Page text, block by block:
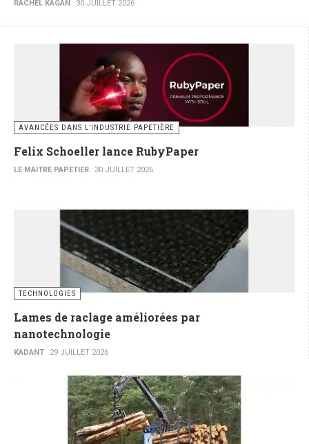
RACHEL KAGAN 30 JUILLET 2026
AVANCÉES DANS L’INDUSTRIE PAPETIÈRE
Felix Schoeller lance RubyPaper
LE MAITRE PAPETIER 30 JUILLET 2026
TECHNOLOGIES
Lames de raclage améliorées par
nanotechnologie
KADANT 29 JUILLET 2026